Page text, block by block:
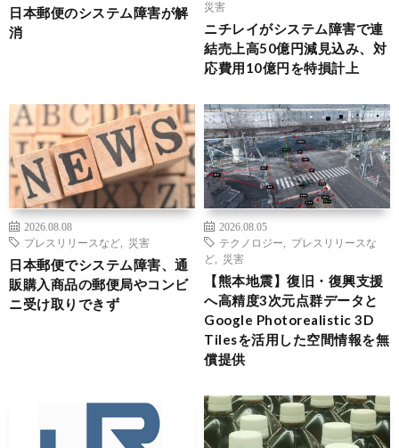
日本郵便のシステム障害が解
消
災害
ニチレイがシステム障害で連
結売上高50億円減見込み、対
応費用10億円を特損計上
2026.08.08
プレスリリースなど
災害
日本郵便でシステム障害、通
販購入商品の郵便局やコンビ
ニ受け取りできず
2026.08.05
テクノロジー
プレスリリースな
ど
災害
【熊本地震】復旧・復興支援
へ高精度3次元点群データと
Google Photorealistic 3D
Tilesを活用した空間情報を無
償提供